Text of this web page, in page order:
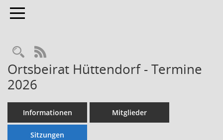
Toggle navigation
Rechercheauswahl
RSS-Feed
Ortsbeirat Hüttendorf - Termine
2026
Informationen Mitglieder
Sitzungen